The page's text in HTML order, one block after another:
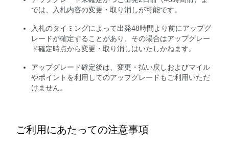
では、入札内容の変更・取り消しが可能です。
入札のタイミングによって出発48時間より前にアップグ
レードが確定することがあり、その場合はアップグレー
ド確定時点から変更・取り消しはいたしかねます。
アップグレード確定後は、変更・払い戻しおよびマイル
やポイントを利用してのアップグレードもご利用いただ
けません。
ご利用にあたっての注意事項